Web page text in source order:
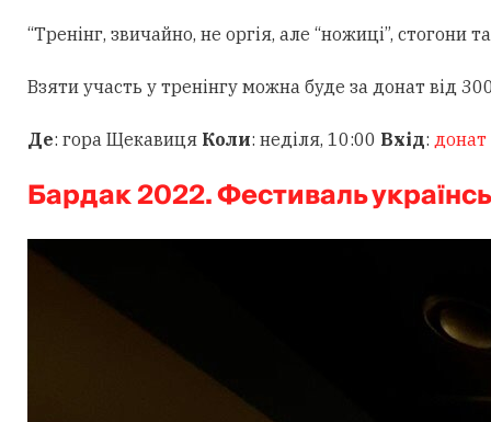
“Тренінг, звичайно, не оргія, але “ножиці”, стогони
Взяти участь у тренінгу можна буде за донат від
Де: гора Щекавиця Коли: неділя, 10:00 Вхід: донат
Бардак 2022. Фестиваль